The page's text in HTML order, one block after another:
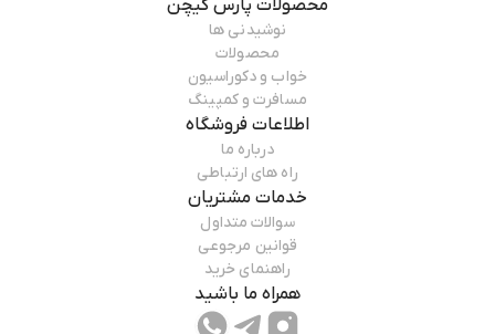
محصولات پارس کیچن
نوشیدنی ها
محصولات
خواب و دکوراسیون
مسافرت و کمپینگ
اطلاعات فروشگاه
درباره ما
راه های ارتباطی
خدمات مشتریان
سوالات متداول
قوانین مرجوعی
راهنمای خرید
همراه ما باشید